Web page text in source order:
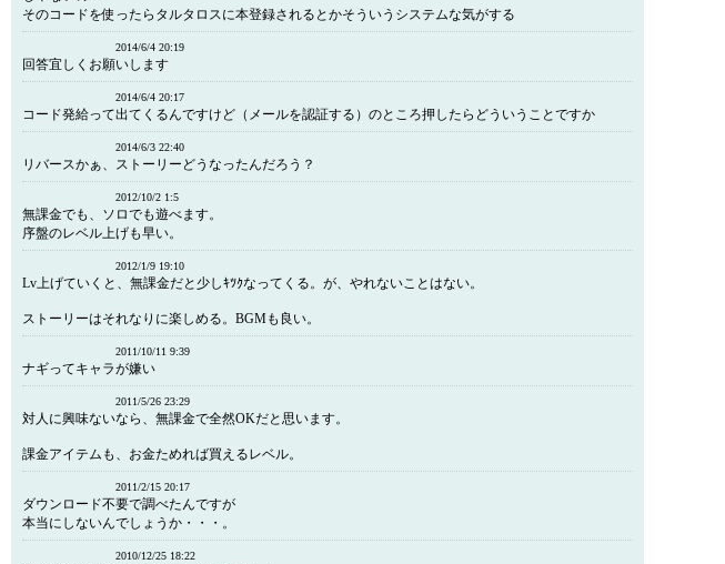
そのコードを使ったらタルタロスに本登録されるとかそういうシステムな気がする
2014/6/4 20:19
回答宜しくお願いします
2014/6/4 20:17
コード発給って出てくるんですけど（メールを認証する）のところ押したらどういうことですか
2014/6/3 22:40
リバースかぁ、ストーリーどうなったんだろう？
2012/10/2 1:5
無課金でも、ソロでも遊べます。
序盤のレベル上げも早い。
2012/1/9 19:10
Lv上げていくと、無課金だと少しｷﾂｸなってくる。が、やれないことはない。
ストーリーはそれなりに楽しめる。BGMも良い。
2011/10/11 9:39
ナギってキャラが嫌い
2011/5/26 23:29
対人に興味ないなら、無課金で全然OKだと思います。
課金アイテムも、お金ためれば買えるレベル。
2011/2/15 20:17
ダウンロード不要で調べたんですが
本当にしないんでしょうか・・・。
2010/12/25 18:22